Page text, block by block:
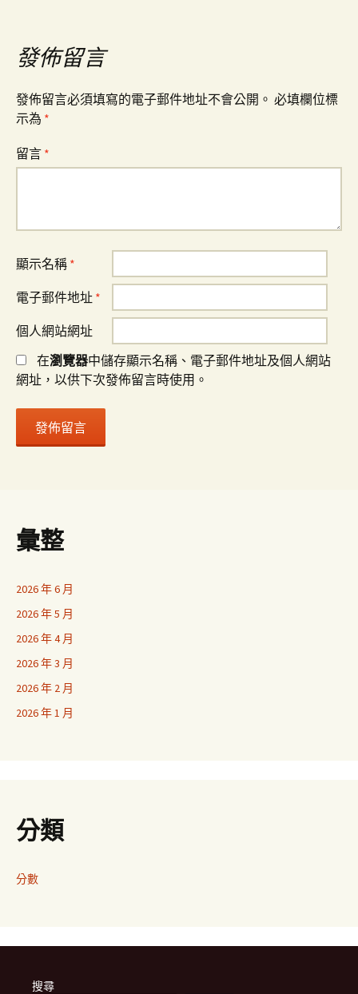
導
覽
發佈留言
發佈留言必須填寫的電子郵件地址不會公開。 必填欄位標
示為 *
留言 *
顯示名稱 *
電子郵件地址 *
個人網站網址
在瀏覽器中儲存顯示名稱、電子郵件地址及個人網站
網址，以供下次發佈留言時使用。
彙整
2026 年 6 月
2026 年 5 月
2026 年 4 月
2026 年 3 月
2026 年 2 月
2026 年 1 月
分類
分數
搜尋